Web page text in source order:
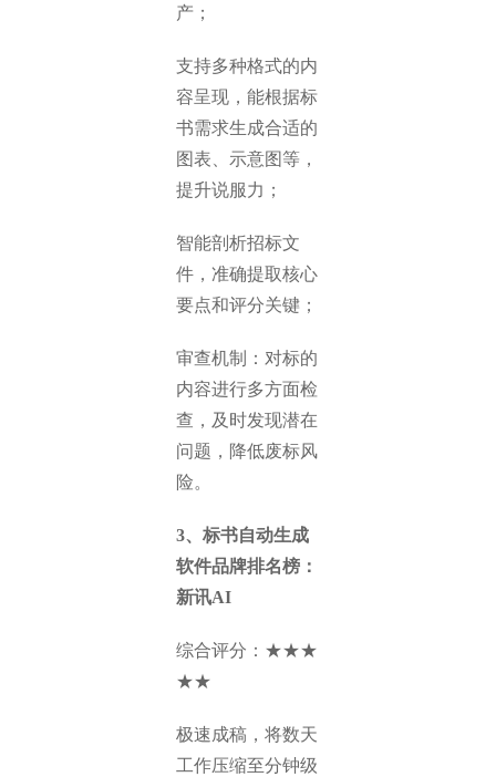
产；
支持多种格式的内
容呈现，能根据标
书需求生成合适的
图表、示意图等，
提升说服力；
智能剖析招标文
件，准确提取核心
要点和评分关键；
审查机制：对标的
内容进行多方面检
查，及时发现潜在
问题，降低废标风
险。
3、标书自动生成
软件品牌排名榜：
新讯AI
综合评分：★★★
★★
极速成稿，将数天
工作压缩至分钟级